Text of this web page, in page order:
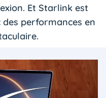
Et Starlink est
performances en